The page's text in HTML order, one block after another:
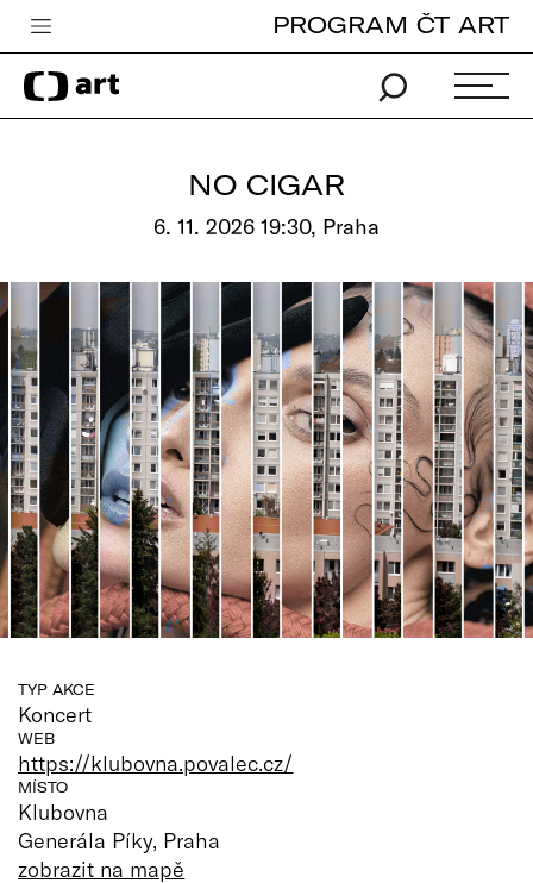
Česká televize
Zpravodajství
Pro děti
edu
Vše o ČT
PROGRAM ČT ART
NO CIGAR
6. 11. 2026 19:30, Praha
TYP AKCE
Koncert
WEB
https://klubovna.povalec.cz/
MÍSTO
Klubovna
Generála Píky, Praha
zobrazit na mapě